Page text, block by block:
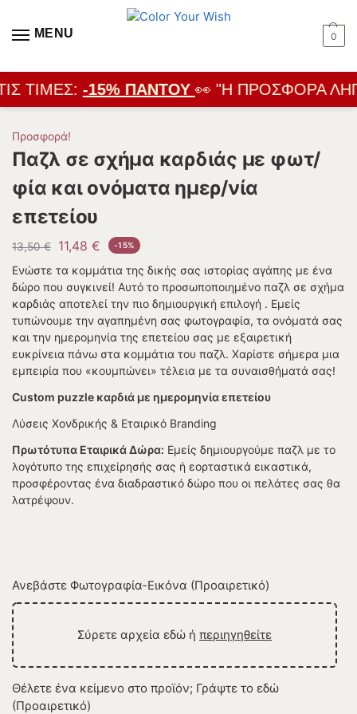
MENU 0
ΤΙΜΈΣ:-15% ΠΑΝΤΟΎ👀 "Η ΠΡΟΣΦΟΡΆ
Προσφορά!
Παζλ σε σχήμα καρδιάς με φωτ/
φία και ονόματα ημερ/νία
επετείου
13,50€ 11,48 € -15%
Ενώστε τα κομμάτια της δικής σας ιστορίας αγάπης με ένα
δώρο που συγκινεί! Αυτό το προσωποποιημένο παζλ σε σχήμα
καρδιάς αποτελεί την πιο δημιουργική επιλογή . Εμείς
τυπώνουμε την αγαπημένη σας φωτογραφία, τα ονόματά σας
και την ημερομηνία της επετείου σας με εξαιρετική
ευκρίνεια πάνω στα κομμάτια του παζλ. Χαρίστε σήμερα μια
εμπειρία που «κουμπώνει» τέλεια με τα συναισθήματά σας!
Custom puzzle καρδιά με ημερομηνία επετείου
Λύσεις Χονδρικής & Εταιρικό Branding
Πρωτότυπα Εταιρικά Δώρα: Εμείς δημιουργούμε παζλ με το
λογότυπο της επιχείρησής σας ή εορταστικά εικαστικά,
προσφέροντας ένα διαδραστικό δώρο που οι πελάτες σας θα
λατρέψουν.
Ανεβάστε Φωτογραφία-Εικόνα (Προαιρετικό)
Σύρετε αρχεία εδώ ή περιηγηθείτε
Θέλετε ένα κείμενο στο προϊόν; Γράψτε το εδώ
(Προαιρετικό)